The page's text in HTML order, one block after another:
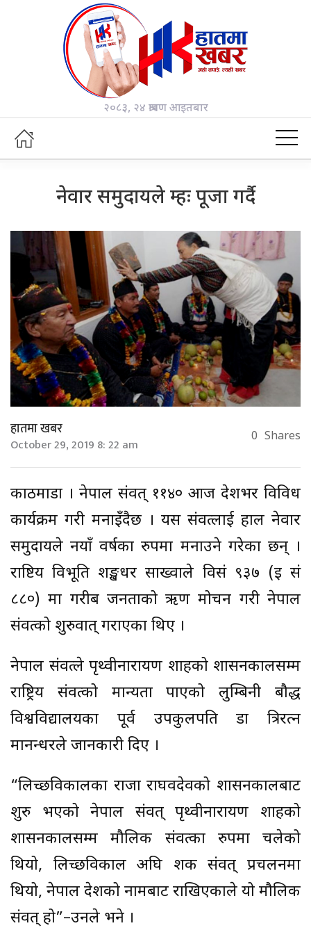
२०८३, २४ श्रावण आइतबार
नेवार समुदायले म्हः पूजा गर्दै
हातमा खबर
October 29, 2019 8: 22 am 0 Shares
काठमाडौं । नेपाल संवत् ११४० आज देशभर विविध
कार्यक्रम गरी मनाइँदैछ । यस संवत्लाई हाल नेवार
समुदायले नयाँ वर्षका रुपमा मनाउने गरेका छन् ।
राष्टिय विभूति शङ्खधर साख्वाले विसं ९३७ (इ सं
८८०) मा गरीब जनताको ऋण मोचन गरी नेपाल
संवत्को शुरुवात् गराएका थिए ।
नेपाल संवत्ले पृथ्वीनारायण शाहको शासनकालसम्म
राष्ट्रिय संवत्को मान्यता पाएको लुम्बिनी बौद्ध
विश्वविद्यालयका पूर्व उपकुलपति डा त्रिरत्न
मानन्धरले जानकारी दिए ।
“लिच्छविकालका राजा राघवदेवको शासनकालबाट
शुरु भएको नेपाल संवत् पृथ्वीनारायण शाहको
शासनकालसम्म मौलिक संवत्का रुपमा चलेको
थियो, लिच्छविकाल अघि शक संवत् प्रचलनमा
थियो, नेपाल देशको नामबाट राखिएकाले यो मौलिक
संवत् हो”–उनले भने ।